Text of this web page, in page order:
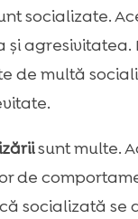
socializate.
și agresivitatea.
de multă
sunt multe.
de
socializată se